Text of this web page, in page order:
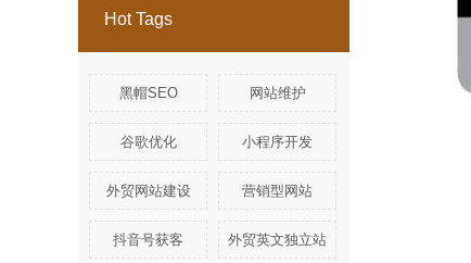
Hot Tags
黑帽SEO 网站维护
谷歌优化 小程序开发
外贸网站建设 营销型网站
抖音号获客 外贸英文独立站